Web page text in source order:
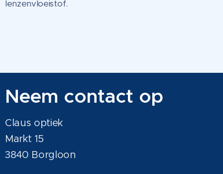
lenzenvloeistof.
Neem contact op
Claus optiek
Markt 15
3840 Borgloon